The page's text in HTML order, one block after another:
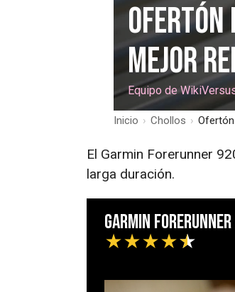
Ofertón
mejor
Equipo de
Inicio › Chollos ›
El Garmin Forerunner
larga duración.
Garmin Forerunner
★★★★★